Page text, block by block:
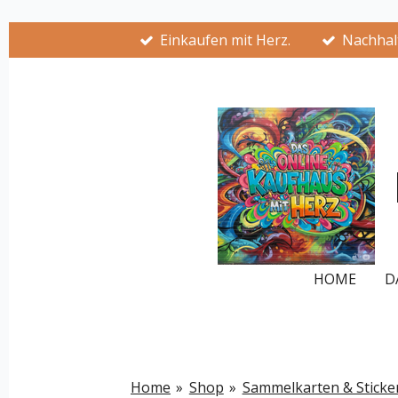
springen
Einkaufen mit Herz.
HOME
Home » Shop » Sammelkarten &